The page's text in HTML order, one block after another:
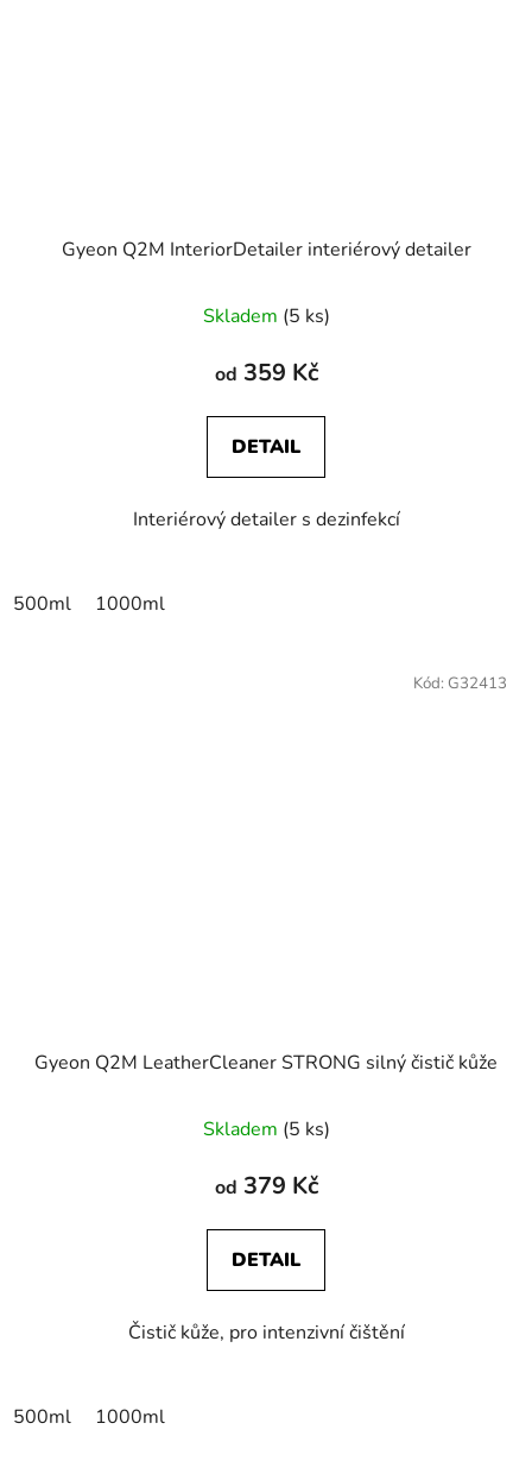
Gyeon Q2M InteriorDetailer interiérový detailer
Skladem (5 ks)
od 359 Kč
DETAIL
Interiérový detailer s dezinfekcí
500ml 1000ml
Gyeon Q2M LeatherCleaner STRONG silný čistič kůže
Skladem (5 ks)
od 379 Kč
DETAIL
Čistič kůže, pro intenzivní čištění
500ml 1000ml
Kód: G32413